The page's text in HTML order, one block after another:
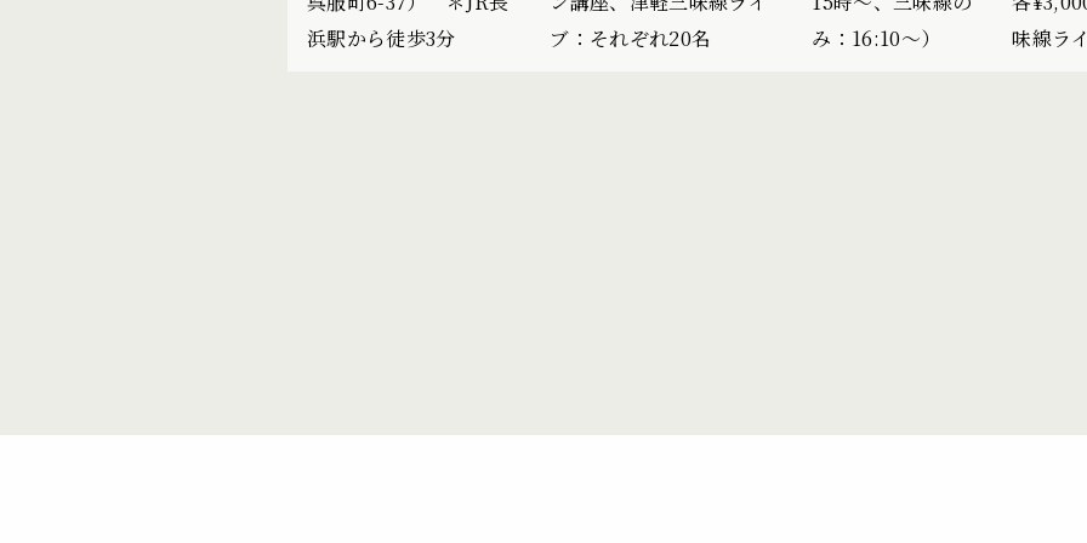
浜駅から徒歩3分
ブ：それぞれ20名
み：16:10〜）
味線ラ